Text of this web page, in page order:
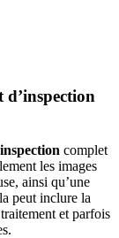
d’inspection
complet
les images
ainsi qu’une
peut inclure la
et parfois